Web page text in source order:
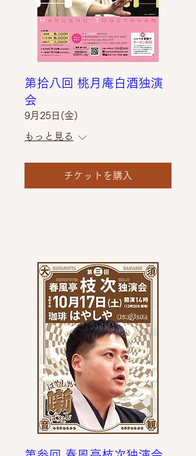
第拾八回 桃月庵白酒独演
会
9月25日(金)
もっと見る
チケットを購入